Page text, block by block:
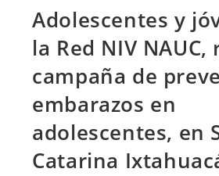
Adolescentes y
la Red NIV NAUC,
campaña de
embarazos en
adolescentes, en
Catarina